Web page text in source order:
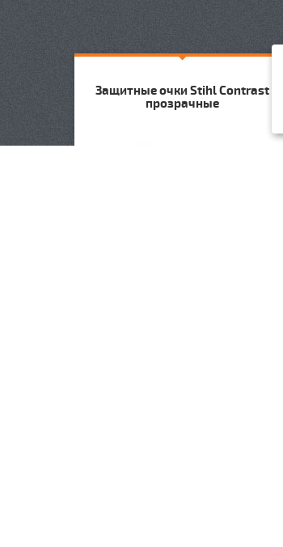
Защитные очки Stihl Contrast
прозрачные